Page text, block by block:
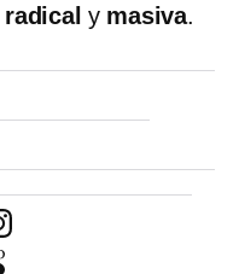
radicaly masiva.